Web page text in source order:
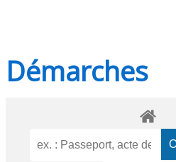
Démarches